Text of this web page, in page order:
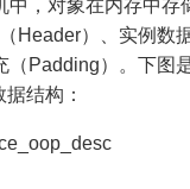
中，对象在内存中存
Header）、实例数
（Padding）。下图
结构：